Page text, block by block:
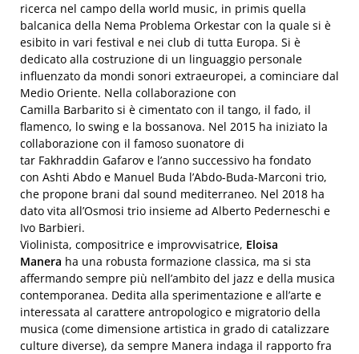
ricerca nel campo della world music, in primis quella
balcanica della Nema Problema Orkestar con la quale si è
esibito in vari festival e nei club di tutta Europa. Si è
dedicato alla costruzione di un linguaggio personale
influenzato da mondi sonori extraeuropei, a cominciare dal
Medio Oriente. Nella collaborazione con
Camilla Barbarito si è cimentato con il tango, il fado, il
flamenco, lo swing e la bossanova. Nel 2015 ha iniziato la
collaborazione con il famoso suonatore di
tar Fakhraddin Gafarov e l’anno successivo ha fondato
con Ashti Abdo e Manuel Buda l’Abdo-Buda-Marconi trio,
che propone brani dal sound mediterraneo. Nel 2018 ha
dato vita all’Osmosi trio insieme ad Alberto Pederneschi e
Ivo Barbieri.
Violinista, compositrice e improvvisatrice, Eloisa
Manera ha una robusta formazione classica, ma si sta
affermando sempre più nell’ambito del jazz e della musica
contemporanea. Dedita alla sperimentazione e all’arte e
interessata al carattere antropologico e migratorio della
musica (come dimensione artistica in grado di catalizzare
culture diverse), da sempre Manera indaga il rapporto fra